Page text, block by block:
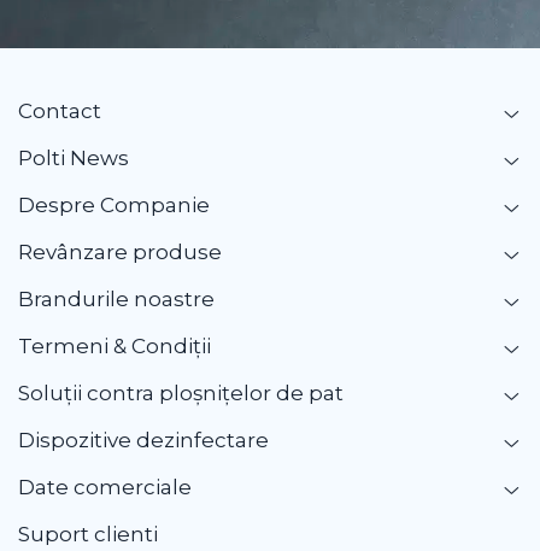
Contact
Polti News
Despre Companie
Revânzare produse
Brandurile noastre
Termeni & Condiții
Soluții contra ploșnițelor de pat
Dispozitive dezinfectare
Date comerciale
Suport clienti